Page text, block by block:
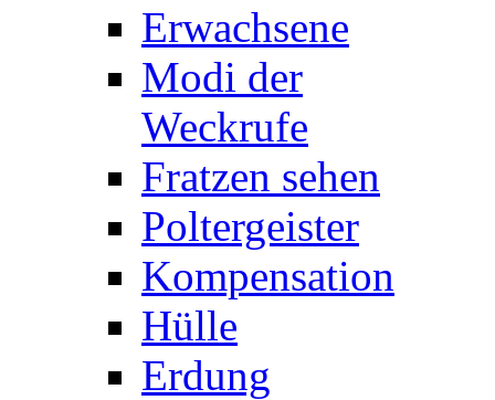
Erwachsene
Modi der
Weckrufe
Fratzen sehen
Poltergeister
Kompensation
Hülle
Erdung